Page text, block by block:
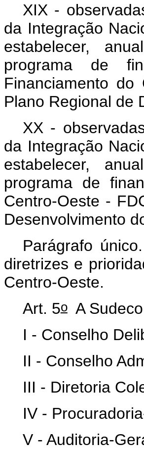
XIX -
da Integração
estabelecer,
programa de
Financiamento
Plano Regional de
XX -
da Integração
estabelecer,
programa de
Centro-Oeste -
Desenvolvimento
Parágrafo
diretrizes e
Centro-Oeste.
Art. 5oA Sudeco
I - Conselho
II - Conselho
III - Diretoria
IV -
V - Auditoria-